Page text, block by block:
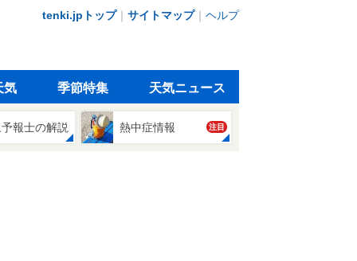
tenki.jpトップ｜ サイトマップ｜ ヘルプ
気 季節特集 天気ニュース
報士の解説 熱中症情報 注目